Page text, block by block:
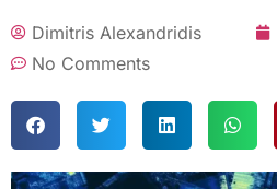
Dimitris Alexandridis
No Comments